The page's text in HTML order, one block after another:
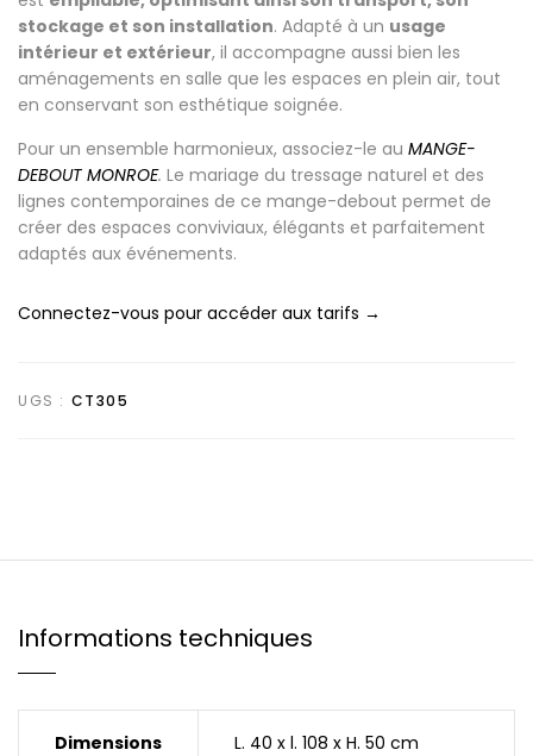
stockage et son installation. Adapté à un usage
intérieur et extérieur, il accompagne aussi bien les
aménagements en salle que les espaces en plein air, tout
en conservant son esthétique soignée.
Pour un ensemble harmonieux, associez-le au MANGE-
DEBOUT MONROE. Le mariage du tressage naturel et des
lignes contemporaines de ce mange-debout permet de
créer des espaces conviviaux, élégants et parfaitement
adaptés aux événements.
Connectez-vous pour accéder aux tarifs →
UGS : CT305
Informations techniques
Dimensions L. 40 x l. 108 x H. 50 cm